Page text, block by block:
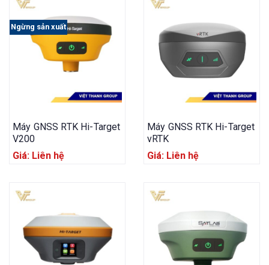
Ngừng sản xuất
Máy GNSS RTK Hi-Target
V200
Giá: Liên hệ
Máy GNSS RTK Hi-Target
vRTK
Giá: Liên hệ